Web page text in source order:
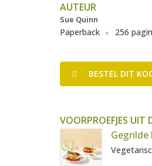
AUTEUR
Sue Quinn
Paperback 256
BESTEL DIT
VOORPROEFJES UIT